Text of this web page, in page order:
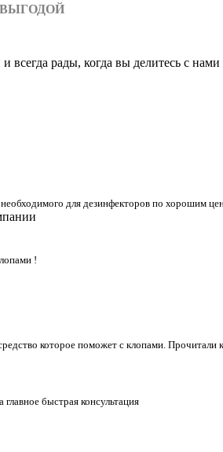
рады, когда вы делитесь с
для дезинфекторов по хорошим
!
которое поможет с клопами.
быстрая консультация